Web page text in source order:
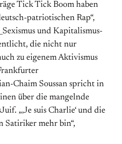
Tick Tick Boom haben
patriotischen Rap“,
und Kapitalismus-
die nicht nur
zu eigenem Aktivismus
Chaim Soussan spricht in
über die mangelnde
„‚Je suis Charlie‘ und die
Satiriker mehr bin“,